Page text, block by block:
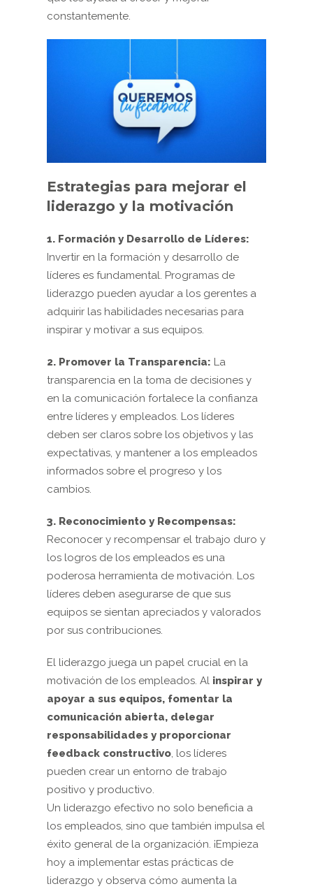
constantemente.
Estrategias para mejorar el
liderazgo y la motivación
1. Formación y Desarrollo de Líderes:
Invertir en la formación y desarrollo de
líderes es fundamental. Programas de
liderazgo pueden ayudar a los gerentes a
adquirir las habilidades necesarias para
inspirar y motivar a sus equipos.
2. Promover la Transparencia: La
transparencia en la toma de decisiones y
en la comunicación fortalece la confianza
entre líderes y empleados. Los líderes
deben ser claros sobre los objetivos y las
expectativas, y mantener a los empleados
informados sobre el progreso y los
cambios.
3. Reconocimiento y Recompensas:
Reconocer y recompensar el trabajo duro y
los logros de los empleados es una
poderosa herramienta de motivación. Los
líderes deben asegurarse de que sus
equipos se sientan apreciados y valorados
por sus contribuciones.
El liderazgo juega un papel crucial en la
motivación de los empleados. Al inspirar y
apoyar a sus equipos, fomentar la
comunicación abierta, delegar
responsabilidades y proporcionar
feedback constructivo , los líderes
pueden crear un entorno de trabajo
positivo y productivo.
Un liderazgo efectivo no solo beneficia a
los empleados, sino que también impulsa el
éxito general de la organización. ¡Empieza
hoy a implementar estas prácticas de
liderazgo y observa cómo aumenta la